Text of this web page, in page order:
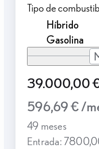
Tipo de
Híbrido
Gasolina
39.000,00
596,69 € /
49 meses
Entrada: